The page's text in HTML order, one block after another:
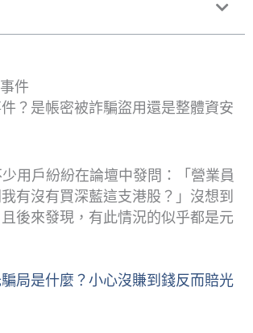
？是帳密被詐騙盜用還是整體資安
用戶紛紛在論壇中發問：「營業員
有沒有買深藍這支港股？」沒想到
後來發現，有此情況的似乎都是元
局是什麼？小心沒賺到錢反而賠光